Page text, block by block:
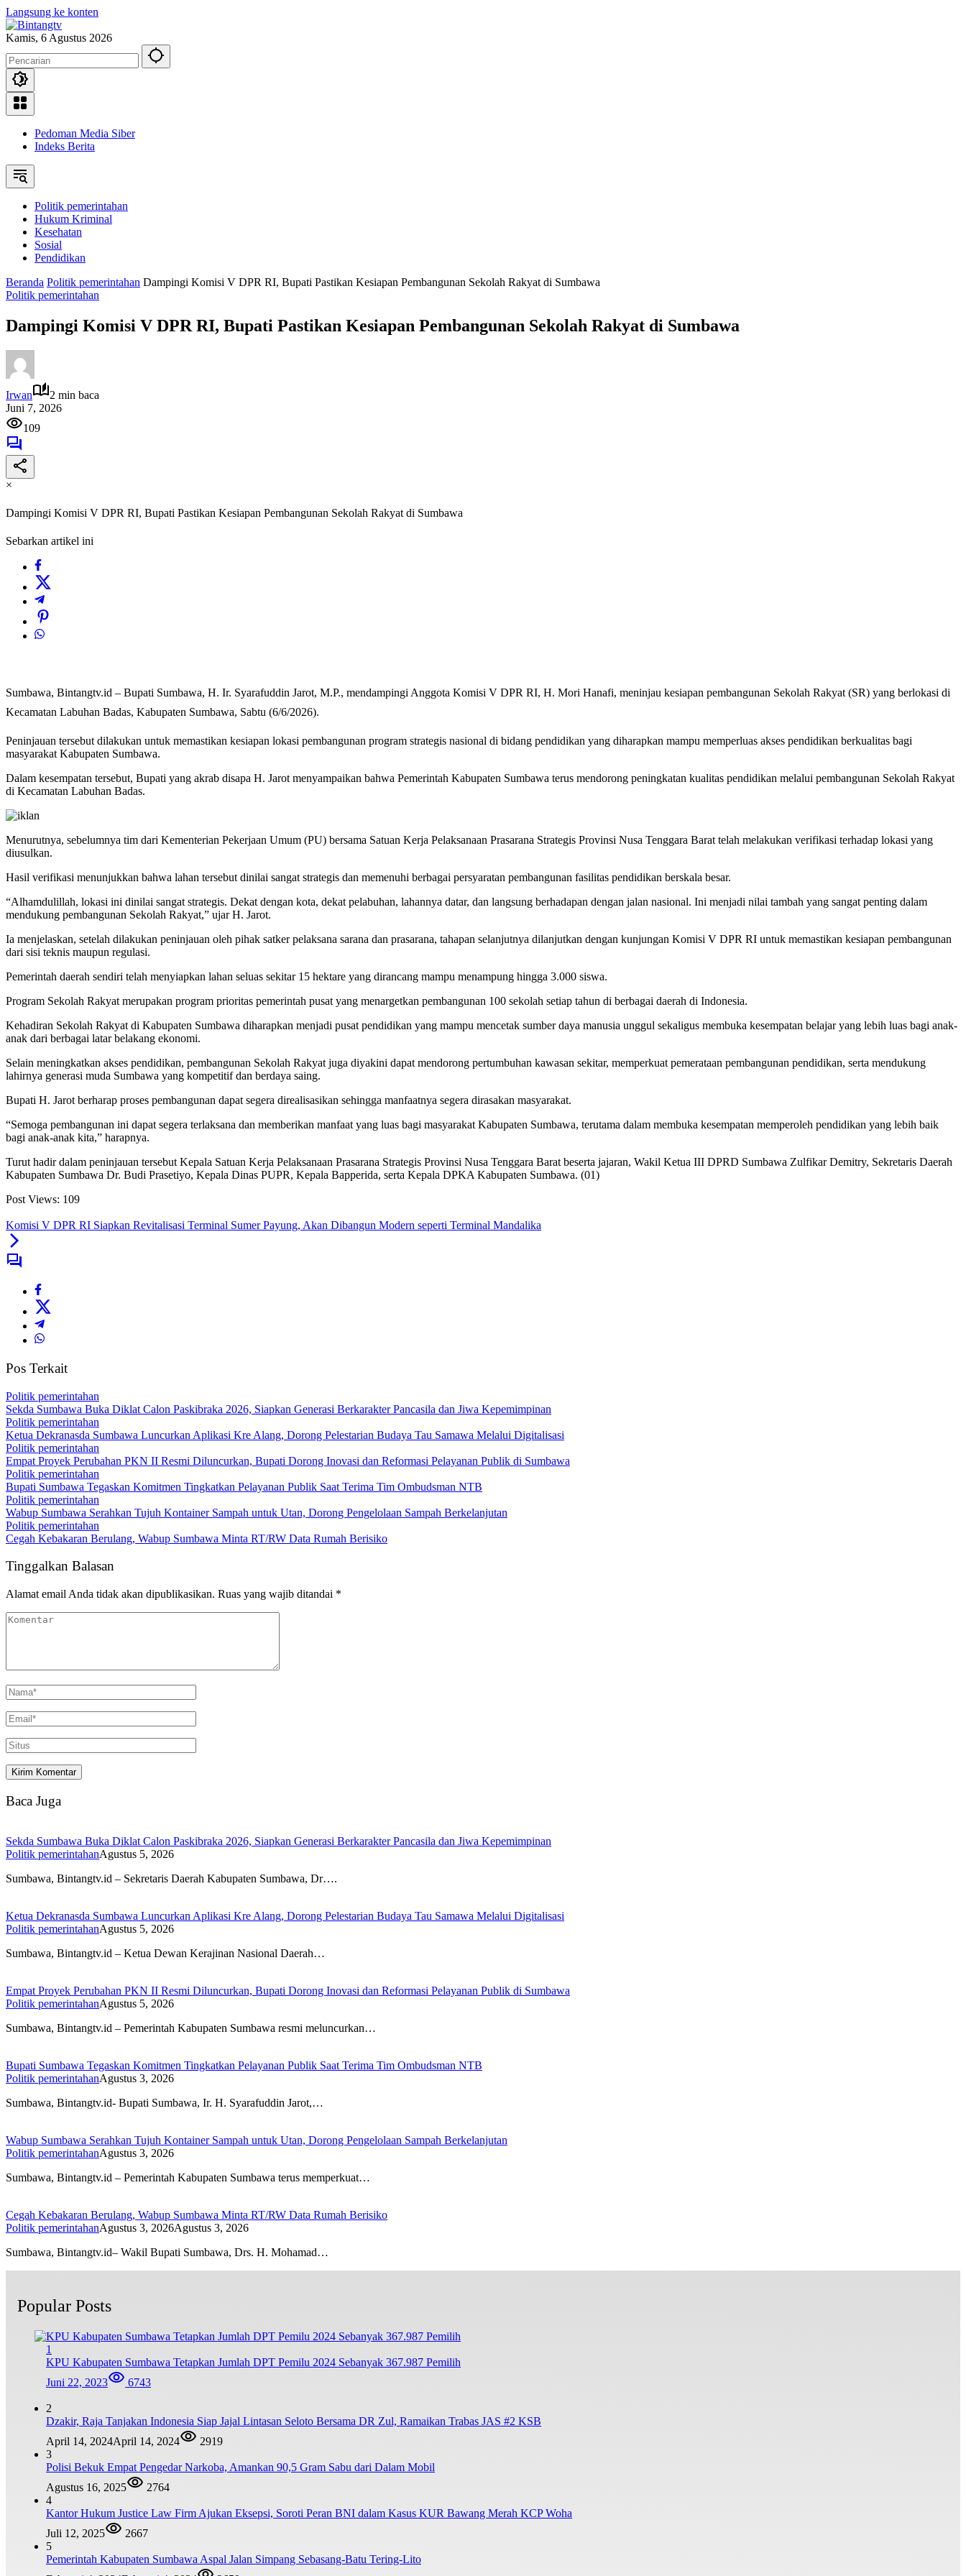
Langsung ke konten
Kamis, 6 Agustus 2026
Pedoman Media Siber
Indeks Berita
Politik pemerintahan
Hukum Kriminal
Kesehatan
Sosial
Pendidikan
Beranda Politik pemerintahan Dampingi Komisi V DPR RI, Bupati Pastikan Kesiapan Pembangunan Sekolah Rakyat di Sumbawa
Politik pemerintahan
Dampingi Komisi V DPR RI, Bupati Pastikan Kesiapan Pembangunan Sekolah Rakyat di Sumbawa
Irwan
2 min baca
Juni 7, 2026
109
×
Dampingi Komisi V DPR RI, Bupati Pastikan Kesiapan Pembangunan Sekolah Rakyat di Sumbawa
Sebarkan artikel ini
Sumbawa, Bintangtv.id – Bupati Sumbawa, H. Ir. Syarafuddin Jarot, M.P., mendampingi Anggota Komisi V DPR RI, H. Mori Hanafi, meninjau kesiapan pembangunan Sekolah Rakyat (SR) yang berlokasi di
Kecamatan Labuhan Badas, Kabupaten Sumbawa, Sabtu (6/6/2026).
Peninjauan tersebut dilakukan untuk memastikan kesiapan lokasi pembangunan program strategis nasional di bidang pendidikan yang diharapkan mampu memperluas akses pendidikan berkualitas bagi
masyarakat Kabupaten Sumbawa.
Dalam kesempatan tersebut, Bupati yang akrab disapa H. Jarot menyampaikan bahwa Pemerintah Kabupaten Sumbawa terus mendorong peningkatan kualitas pendidikan melalui pembangunan Sekolah Rakyat
di Kecamatan Labuhan Badas.
Menurutnya, sebelumnya tim dari Kementerian Pekerjaan Umum (PU) bersama Satuan Kerja Pelaksanaan Prasarana Strategis Provinsi Nusa Tenggara Barat telah melakukan verifikasi terhadap lokasi yang
diusulkan.
Hasil verifikasi menunjukkan bahwa lahan tersebut dinilai sangat strategis dan memenuhi berbagai persyaratan pembangunan fasilitas pendidikan berskala besar.
“Alhamdulillah, lokasi ini dinilai sangat strategis. Dekat dengan kota, dekat pelabuhan, lahannya datar, dan langsung berhadapan dengan jalan nasional. Ini menjadi nilai tambah yang sangat penting dalam
mendukung pembangunan Sekolah Rakyat,” ujar H. Jarot.
Ia menjelaskan, setelah dilakukan peninjauan oleh pihak satker pelaksana sarana dan prasarana, tahapan selanjutnya dilanjutkan dengan kunjungan Komisi V DPR RI untuk memastikan kesiapan pembangunan
dari sisi teknis maupun regulasi.
Pemerintah daerah sendiri telah menyiapkan lahan seluas sekitar 15 hektare yang dirancang mampu menampung hingga 3.000 siswa.
Program Sekolah Rakyat merupakan program prioritas pemerintah pusat yang menargetkan pembangunan 100 sekolah setiap tahun di berbagai daerah di Indonesia.
Kehadiran Sekolah Rakyat di Kabupaten Sumbawa diharapkan menjadi pusat pendidikan yang mampu mencetak sumber daya manusia unggul sekaligus membuka kesempatan belajar yang lebih luas bagi anak-
anak dari berbagai latar belakang ekonomi.
Selain meningkatkan akses pendidikan, pembangunan Sekolah Rakyat juga diyakini dapat mendorong pertumbuhan kawasan sekitar, memperkuat pemerataan pembangunan pendidikan, serta mendukung
lahirnya generasi muda Sumbawa yang kompetitif dan berdaya saing.
Bupati H. Jarot berharap proses pembangunan dapat segera direalisasikan sehingga manfaatnya segera dirasakan masyarakat.
“Semoga pembangunan ini dapat segera terlaksana dan memberikan manfaat yang luas bagi masyarakat Kabupaten Sumbawa, terutama dalam membuka kesempatan memperoleh pendidikan yang lebih baik
bagi anak-anak kita,” harapnya.
Turut hadir dalam peninjauan tersebut Kepala Satuan Kerja Pelaksanaan Prasarana Strategis Provinsi Nusa Tenggara Barat beserta jajaran, Wakil Ketua III DPRD Sumbawa Zulfikar Demitry, Sekretaris Daerah
Kabupaten Sumbawa Dr. Budi Prasetiyo, Kepala Dinas PUPR, Kepala Bapperida, serta Kepala DPKA Kabupaten Sumbawa. (01)
Post Views: 109
Komisi V DPR RI Siapkan Revitalisasi Terminal Sumer Payung, Akan Dibangun Modern seperti Terminal Mandalika
Pos Terkait
Politik pemerintahan
Sekda Sumbawa Buka Diklat Calon Paskibraka 2026, Siapkan Generasi Berkarakter Pancasila dan Jiwa Kepemimpinan
Politik pemerintahan
Ketua Dekranasda Sumbawa Luncurkan Aplikasi Kre Alang, Dorong Pelestarian Budaya Tau Samawa Melalui Digitalisasi
Politik pemerintahan
Empat Proyek Perubahan PKN II Resmi Diluncurkan, Bupati Dorong Inovasi dan Reformasi Pelayanan Publik di Sumbawa
Politik pemerintahan
Bupati Sumbawa Tegaskan Komitmen Tingkatkan Pelayanan Publik Saat Terima Tim Ombudsman NTB
Politik pemerintahan
Wabup Sumbawa Serahkan Tujuh Kontainer Sampah untuk Utan, Dorong Pengelolaan Sampah Berkelanjutan
Politik pemerintahan
Cegah Kebakaran Berulang, Wabup Sumbawa Minta RT/RW Data Rumah Berisiko
Tinggalkan Balasan
Alamat email Anda tidak akan dipublikasikan. Ruas yang wajib ditandai *
Baca Juga
Sekda Sumbawa Buka Diklat Calon Paskibraka 2026, Siapkan Generasi Berkarakter Pancasila dan Jiwa Kepemimpinan
Politik pemerintahanAgustus 5, 2026
Sumbawa, Bintangtv.id – Sekretaris Daerah Kabupaten Sumbawa, Dr….
Ketua Dekranasda Sumbawa Luncurkan Aplikasi Kre Alang, Dorong Pelestarian Budaya Tau Samawa Melalui Digitalisasi
Politik pemerintahanAgustus 5, 2026
Sumbawa, Bintangtv.id – Ketua Dewan Kerajinan Nasional Daerah…
Empat Proyek Perubahan PKN II Resmi Diluncurkan, Bupati Dorong Inovasi dan Reformasi Pelayanan Publik di Sumbawa
Politik pemerintahanAgustus 5, 2026
Sumbawa, Bintangtv.id – Pemerintah Kabupaten Sumbawa resmi meluncurkan…
Bupati Sumbawa Tegaskan Komitmen Tingkatkan Pelayanan Publik Saat Terima Tim Ombudsman NTB
Politik pemerintahanAgustus 3, 2026
Sumbawa, Bintangtv.id- Bupati Sumbawa, Ir. H. Syarafuddin Jarot,…
Wabup Sumbawa Serahkan Tujuh Kontainer Sampah untuk Utan, Dorong Pengelolaan Sampah Berkelanjutan
Politik pemerintahanAgustus 3, 2026
Sumbawa, Bintangtv.id – Pemerintah Kabupaten Sumbawa terus memperkuat…
Cegah Kebakaran Berulang, Wabup Sumbawa Minta RT/RW Data Rumah Berisiko
Politik pemerintahanAgustus 3, 2026Agustus 3, 2026
Sumbawa, Bintangtv.id– Wakil Bupati Sumbawa, Drs. H. Mohamad…
Popular Posts
1
KPU Kabupaten Sumbawa Tetapkan Jumlah DPT Pemilu 2024 Sebanyak 367.987 Pemilih
Juni 22, 2023
6743
2
Dzakir, Raja Tanjakan Indonesia Siap Jajal Lintasan Seloto Bersama DR Zul, Ramaikan Trabas JAS #2 KSB
April 14, 2024April 14, 2024
2919
3
Polisi Bekuk Empat Pengedar Narkoba, Amankan 90,5 Gram Sabu dari Dalam Mobil
Agustus 16, 2025
2764
4
Kantor Hukum Justice Law Firm Ajukan Eksepsi, Soroti Peran BNI dalam Kasus KUR Bawang Merah KCP Woha
Juli 12, 2025
2667
5
Pemerintah Kabupaten Sumbawa Aspal Jalan Simpang Sebasang-Batu Tering-Lito